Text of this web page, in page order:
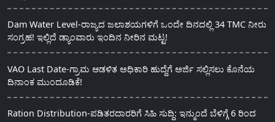
Dam Water Level-ರಾಜ್ಯದ ಜಲಾಶಯಗಳಿಗೆ ಒಂದೇ ದಿನದಲ್ಲಿ 34 TMC ನೀರು
ಸಂಗ್ರಹ! ಇಲ್ಲಿದೆ ಡ್ಯಾಂವಾರು ಇಂದಿನ ನೀರಿನ ಮಟ್ಟ!
VAO Last Date-ಗ್ರಾಮ ಆಡಳಿತ ಅಧಿಕಾರಿ ಹುದ್ದೆಗೆ ಅರ್ಜಿ ಸಲ್ಲಿಸಲು ಕೊನೆಯ
ದಿನಾಂಕ ಮುಂದೂಡಿಕೆ!
Ration Distribution-ಪಡಿತರದಾರರಿಗೆ ಸಿಹಿ ಸುದ್ದಿ: ಇನ್ಮುಂದೆ ಬೆಳಿಗ್ಗೆ 6 ರಿಂದ